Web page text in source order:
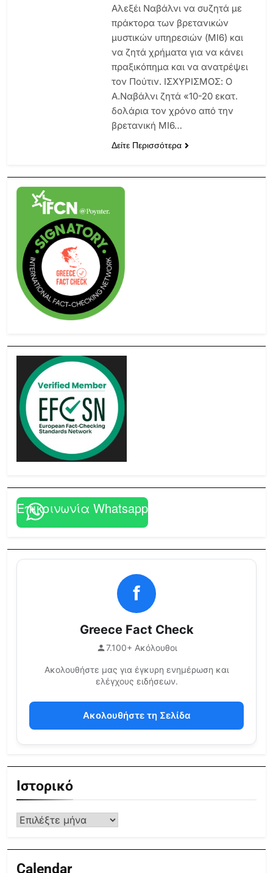
Αλεξέι Ναβάλνι να συζητά με
πράκτορα των βρετανικών
μυστικών υπηρεσιών (MI6) και
να ζητά χρήματα για να κάνει
πραξικόπημα και να ανατρέψει
τον Πούτιν. ΙΣΧΥΡΙΣΜΟΣ: O
A.Ναβάλνι ζητά «10-20 εκατ.
δολάρια τον χρόνο από την
βρετανική ΜΙ6…
Δείτε Περισσότερα
Επικοινωνία Whatsapp
f
Greece Fact Check
7.100+ Ακόλουθοι
Ακολουθήστε μας για έγκυρη ενημέρωση και
ελέγχους ειδήσεων.
Ακολουθήστε τη Σελίδα
Ιστορικό
Calendar